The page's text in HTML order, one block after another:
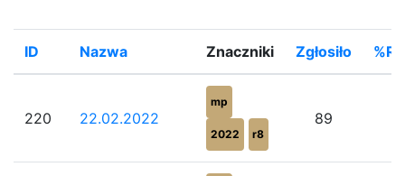
ID Nazwa Znaczniki Zgłosiło
220 22.02.2022
mp
2022 r8
89